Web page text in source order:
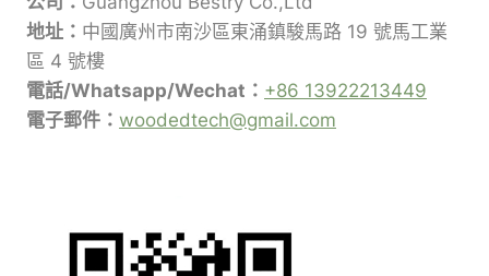
地址： 中國廣州市南沙區東涌鎮駿馬路 19 號馬工業
區 4 號樓
電話/Whatsapp/Wechat： +86 13922213449
電子郵件： woodedtech@gmail.com